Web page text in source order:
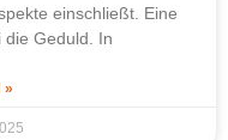
einschließt. Eine
die Geduld. In
»